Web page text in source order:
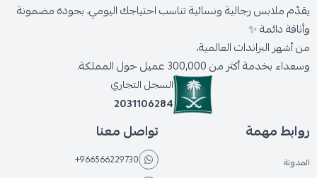
يقدّم ملابس رجالية ونسائية تناسب احتياجك اليومي، بجودة مضمونة
وأناقة دائمة ✨
من أشهر البراندات العالمية،
وسعداء بخدمة أكثر من 300,000 عميل حول المملكة.
السجل التجاري
2031106284
روابط مهمة
المدونة
تواصل معنا
+966566229730